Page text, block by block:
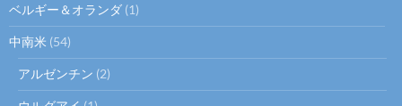
ベルギー＆オランダ (1)
中南米 (54)
アルゼンチン (2)